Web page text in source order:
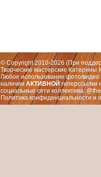
© Copyright 2010-2026 (При
Творческие мастерские
Любое использование фото/видео
наличии АКТИВНОЙ гиперссылки
социальные сети коллектива:
Политика конфиденциальности и